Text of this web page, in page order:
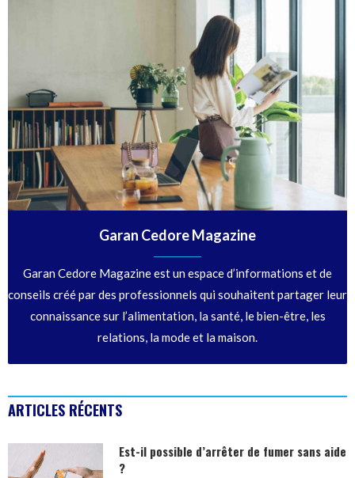
Garan Cedore Magazine
Garan Cedore Magazine est un espace d’informations et de
conseils créé par des professionnels qui souhaitent partager leur
connaissance sur l’alimentation, la santé, le bien-être, les
relations, la mode et la maison.
ARTICLES RÉCENTS
Est-il possible d’arrêter de fumer sans aide
?